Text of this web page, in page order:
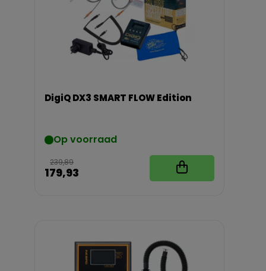
DigiQ DX3 SMART FLOW Edition
Op voorraad
239,89
179,93